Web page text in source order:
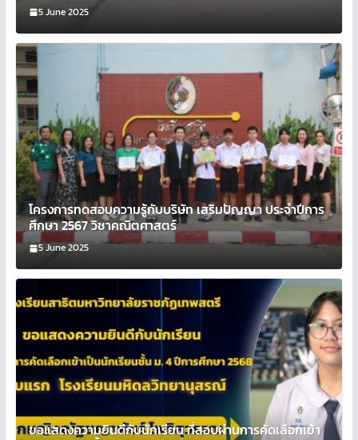
5 June 2025
โครงการทดสอบความรู้กับบริษัท เสริมปัญญา ประจำปีการ
ศึกษา 2567 วิชาคณิตศาสตร์
5 June 2025
ขอแสดงความยินดีกับนักเรียน ที่สอบผ่านการคัดเลือกเข้า